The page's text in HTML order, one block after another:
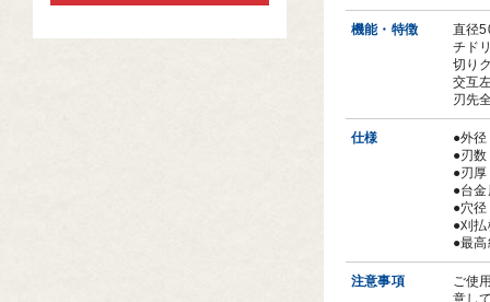
機能・特徴
直径
チド
切り
交互
刃先
仕様
●外
●刃
●刃
●台
●穴
●刈
●最
注意事項
ご使
意し